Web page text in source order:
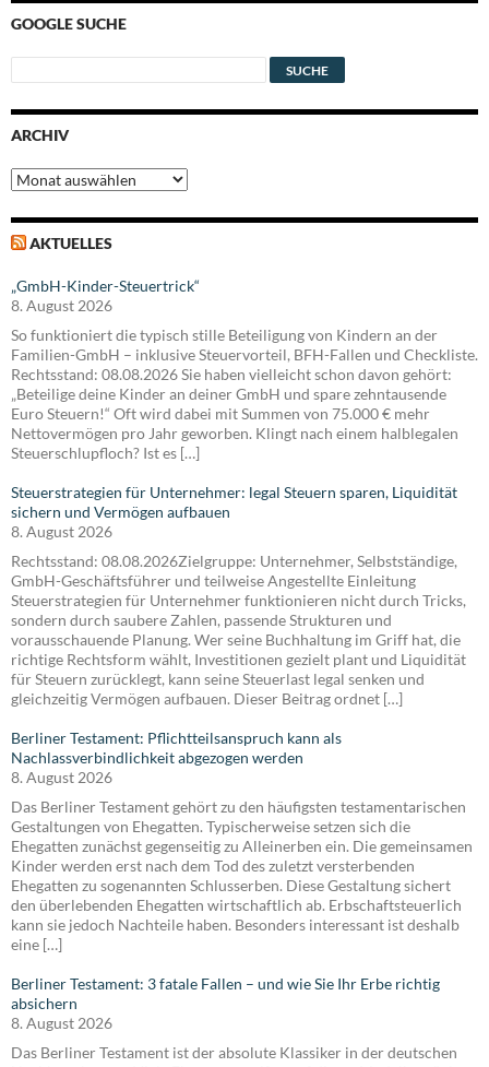
GOOGLE SUCHE
ARCHIV
Archiv
AKTUELLES
„GmbH-Kinder-Steuertrick“
8. August 2026
So funktioniert die typisch stille Beteiligung von Kindern an der
Familien-GmbH – inklusive Steuervorteil, BFH-Fallen und Checkliste.
Rechtsstand: 08.08.2026 Sie haben vielleicht schon davon gehört:
„Beteilige deine Kinder an deiner GmbH und spare zehntausende
Euro Steuern!“ Oft wird dabei mit Summen von 75.000 € mehr
Nettovermögen pro Jahr geworben. Klingt nach einem halblegalen
Steuerschlupfloch? Ist es […]
Steuerstrategien für Unternehmer: legal Steuern sparen, Liquidität
sichern und Vermögen aufbauen
8. August 2026
Rechtsstand: 08.08.2026Zielgruppe: Unternehmer, Selbstständige,
GmbH-Geschäftsführer und teilweise Angestellte Einleitung
Steuerstrategien für Unternehmer funktionieren nicht durch Tricks,
sondern durch saubere Zahlen, passende Strukturen und
vorausschauende Planung. Wer seine Buchhaltung im Griff hat, die
richtige Rechtsform wählt, Investitionen gezielt plant und Liquidität
für Steuern zurücklegt, kann seine Steuerlast legal senken und
gleichzeitig Vermögen aufbauen. Dieser Beitrag ordnet […]
Berliner Testament: Pflichtteilsanspruch kann als
Nachlassverbindlichkeit abgezogen werden
8. August 2026
Das Berliner Testament gehört zu den häufigsten testamentarischen
Gestaltungen von Ehegatten. Typischerweise setzen sich die
Ehegatten zunächst gegenseitig zu Alleinerben ein. Die gemeinsamen
Kinder werden erst nach dem Tod des zuletzt versterbenden
Ehegatten zu sogenannten Schlusserben. Diese Gestaltung sichert
den überlebenden Ehegatten wirtschaftlich ab. Erbschaftsteuerlich
kann sie jedoch Nachteile haben. Besonders interessant ist deshalb
eine […]
Berliner Testament: 3 fatale Fallen – und wie Sie Ihr Erbe richtig
absichern
8. August 2026
Das Berliner Testament ist der absolute Klassiker in der deutschen